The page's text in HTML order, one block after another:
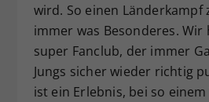
wird. So einen Länderkampf
immer was Besonderes. Wir
super Fanclub, der immer
Jungs sicher wieder richtig
ist ein Erlebnis, bei so